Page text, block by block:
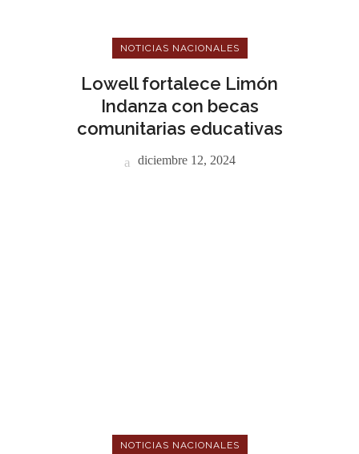
NOTICIAS NACIONALES
Lowell fortalece Limón
Indanza con becas
comunitarias educativas
diciembre 12, 2024
NOTICIAS NACIONALES